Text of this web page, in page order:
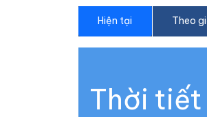
Hiện tại Theo
Thời tiết